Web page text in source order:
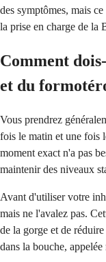
des symptômes, mais
la prise en charge de la
Comment
et du
Vous prendrez
fois le matin et une fois
moment exact n'a pas
maintenir des niveaux
Avant d'utiliser votre
mais ne l'avalez pas.
de la gorge et de
dans la bouche, appelée